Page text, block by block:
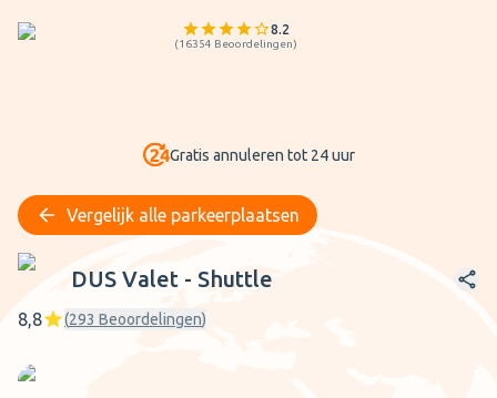
8.2
(16354 Beoordelingen)
Gratis annuleren tot 24 uur
Vergelijk alle parkeerplaatsen
DUS Valet - Shuttle
DUS Valet - Shuttle
8,8 (293 Beoordelingen)